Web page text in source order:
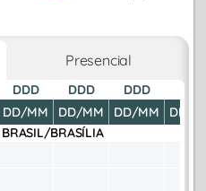
Presencial
DDD
DD/MM
DDD
DD/MM
DDD
DD/MM
DD/
BRASIL/BRASÍLIA